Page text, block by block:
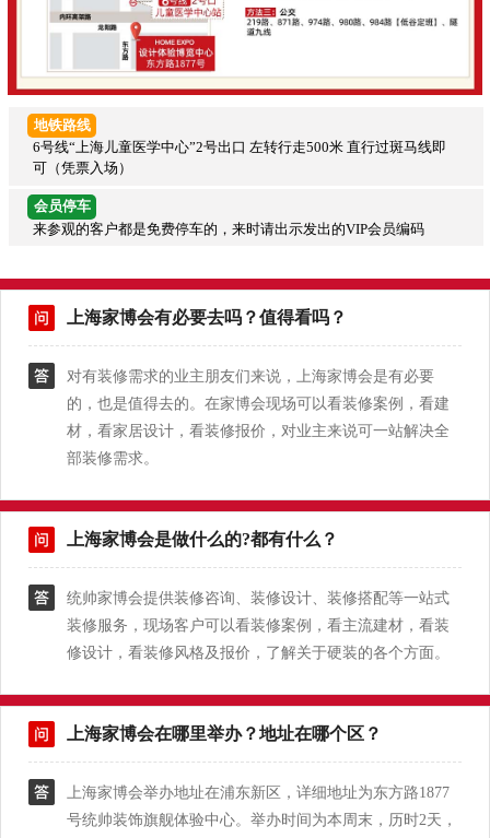
地铁路线
6号线“上海儿童医学中心”2号出口 左转行走500米 直行过斑马线即
可（凭票入场）
会员停车
来参观的客户都是免费停车的，来时请出示发出的VIP会员编码
上海家博会有必要去吗？值得看吗？
对有装修需求的业主朋友们来说，上海家博会是有必要
的，也是值得去的。在家博会现场可以看装修案例，看建
材，看家居设计，看装修报价，对业主来说可一站解决全
部装修需求。
上海家博会是做什么的?都有什么？
统帅家博会提供装修咨询、装修设计、装修搭配等一站式
装修服务，现场客户可以看装修案例，看主流建材，看装
修设计，看装修风格及报价，了解关于硬装的各个方面。
上海家博会在哪里举办？地址在哪个区？
上海家博会举办地址在浦东新区，详细地址为东方路1877
号统帅装饰旗舰体验中心。举办时间为本周末，历时2天，